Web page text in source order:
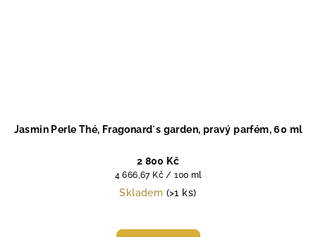
Jasmin Perle Thé, Fragonard´s garden, pravý parfém, 60 ml
2 800 Kč
Měrná
cena:
4 666,67 Kč / 100 ml
Skladem (>1 ks)
hodnocení